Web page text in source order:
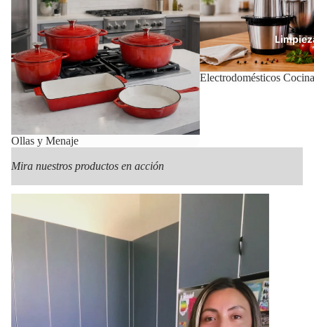
Ollas y Menaje
Electrodomésticos Cocina
Mira nuestros productos en acción